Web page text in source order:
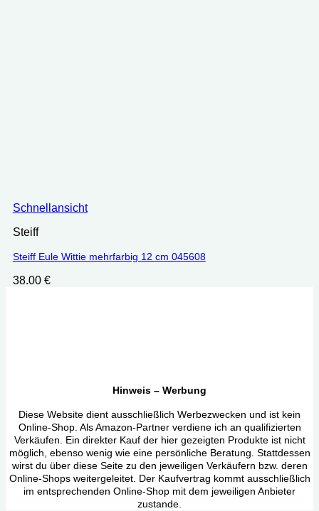
Schnellansicht
Steiff
Steiff Eule Wittie mehrfarbig 12 cm 045608
38.00 €
Hinweis – Werbung
Diese Website dient ausschließlich Werbezwecken und ist kein
Online-Shop. Als Amazon-Partner verdiene ich an qualifizierten
Verkäufen. Ein direkter Kauf der hier gezeigten Produkte ist nicht
möglich, ebenso wenig wie eine persönliche Beratung. Stattdessen
wirst du über diese Seite zu den jeweiligen Verkäufern bzw. deren
Online-Shops weitergeleitet. Der Kaufvertrag kommt ausschließlich
im entsprechenden Online-Shop mit dem jeweiligen Anbieter
zustande.